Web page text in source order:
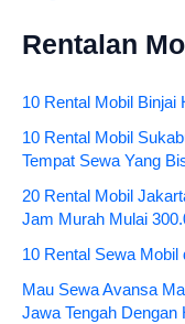
Rentalan
10 Rental Mobil Binjai
10 Rental Mobil
Tempat Sewa Yang
20 Rental Mobil
Jam Murah Mulai
10 Rental Sewa
Mau Sewa Avansa
Jawa Tengah Dengan